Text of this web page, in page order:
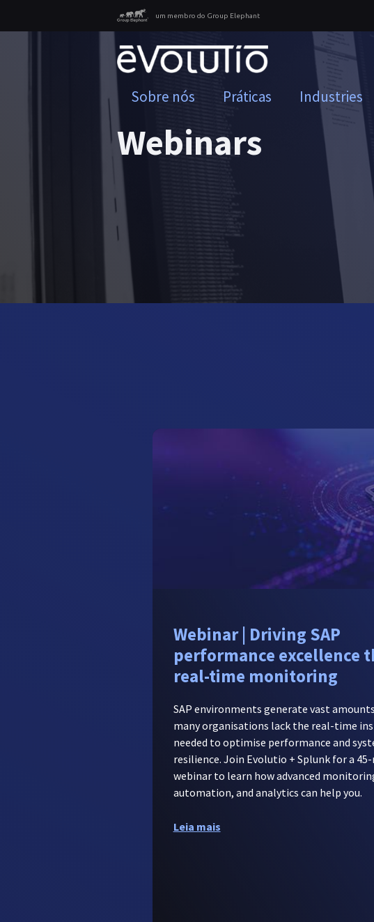
um membro do Group Elephant
Sobre nós Práticas Industries
Webinars
Webinar | Driving SAP
performance excellence
real-time monitoring
SAP environments generate vast
many organisations lack the real-time
needed to optimise performance and
resilience. Join Evolutio + Splunk for a
webinar to learn how advanced
automation, and analytics can help you.
Leia mais